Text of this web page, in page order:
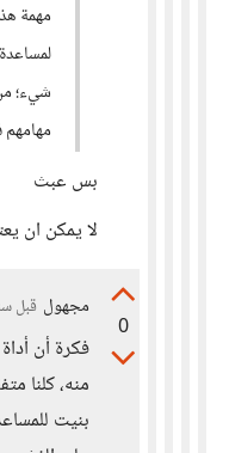
مهمة
شيء؛
مهامهم
بس عبث
لا يمكن ان
0
مجهول قبل
فكرة أن
منه، كلنا
بنيت